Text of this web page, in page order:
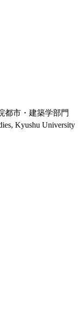
都市・建築学部門
Kyushu University